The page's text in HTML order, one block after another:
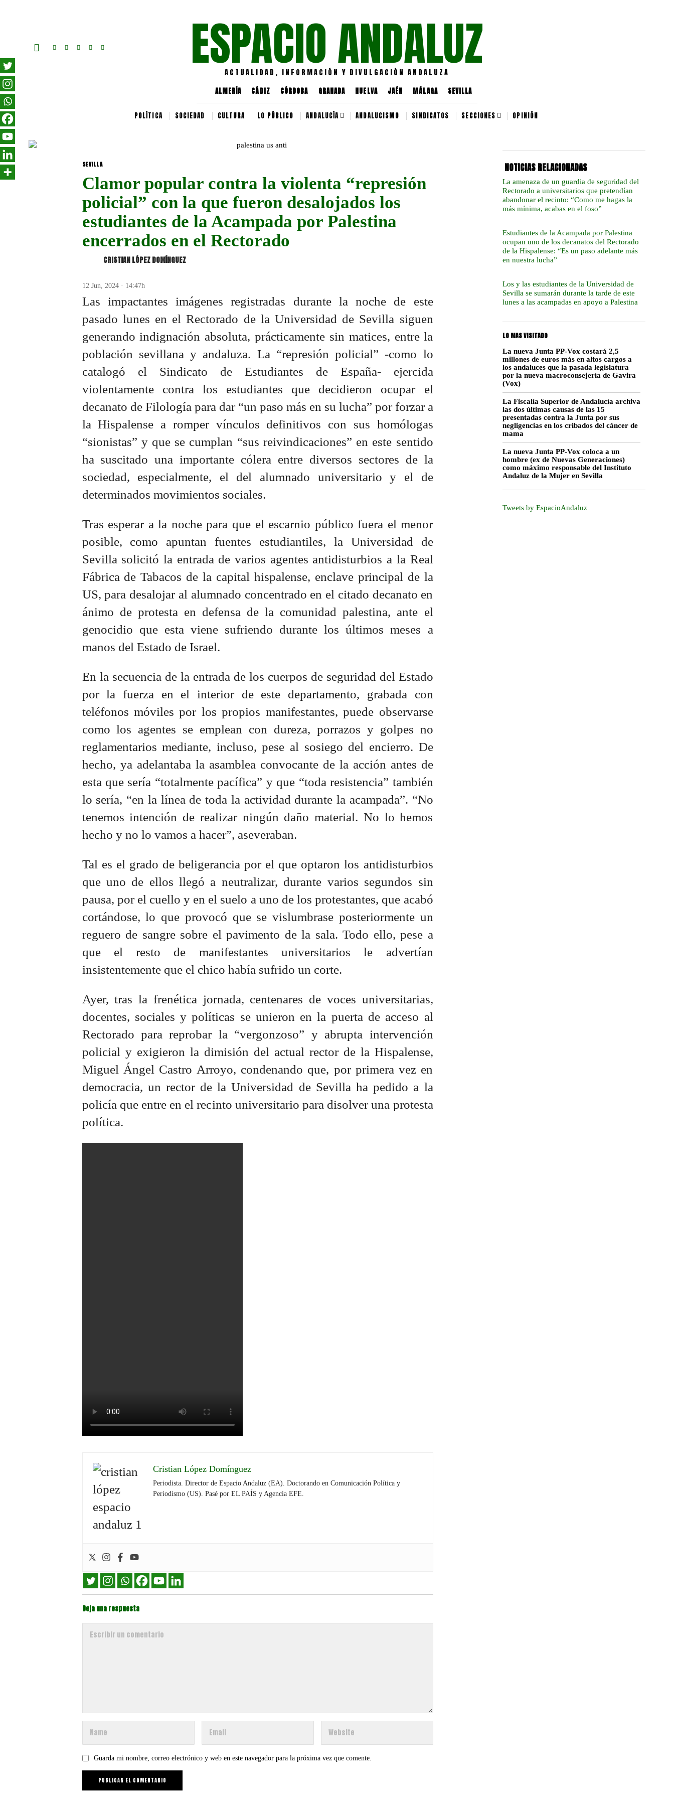
ESPACIO ANDALUZ
ACTUALIDAD, INFORMACIÓN Y DIVULGACIÓN ANDALUZA
ALMERÍA CÁDIZ CÓRDOBA GRANADA HUELVA JAÉN MÁLAGA SEVILLA
POLÍTICA SOCIEDAD CULTURA LO PÚBLICO ANDALUCÍA ANDALUCISMO SINDICATOS SECCIONES OPINIÓN
SEVILLA
Clamor popular contra la violenta “represión
policial” con la que fueron desalojados los
estudiantes de la Acampada por Palestina
encerrados en el Rectorado
CRISTIAN LÓPEZ DOMÍNGUEZ
12 Jun, 2024 · 14:47h
Las impactantes imágenes registradas durante la noche de este
pasado lunes en el Rectorado de la Universidad de Sevilla siguen
generando indignación absoluta, prácticamente sin matices, entre la
población sevillana y andaluza. La “represión policial” -como lo
catalogó el Sindicato de Estudiantes de España- ejercida
violentamente contra los estudiantes que decidieron ocupar el
decanato de Filología para dar “un paso más en su lucha” por forzar a
la Hispalense a romper vínculos definitivos con sus homólogas
“sionistas” y que se cumplan “sus reivindicaciones” en este sentido
ha suscitado una importante cólera entre diversos sectores de la
sociedad, especialmente, el del alumnado universitario y el de
determinados movimientos sociales.
Tras esperar a la noche para que el escarnio público fuera el menor
posible, como apuntan fuentes estudiantiles, la Universidad de
Sevilla solicitó la entrada de varios agentes antidisturbios a la Real
Fábrica de Tabacos de la capital hispalense, enclave principal de la
US, para desalojar al alumnado concentrado en el citado decanato en
ánimo de protesta en defensa de la comunidad palestina, ante el
genocidio que esta viene sufriendo durante los últimos meses a
manos del Estado de Israel.
En la secuencia de la entrada de los cuerpos de seguridad del Estado
por la fuerza en el interior de este departamento, grabada con
teléfonos móviles por los propios manifestantes, puede observarse
como los agentes se emplean con dureza, porrazos y golpes no
reglamentarios mediante, incluso, pese al sosiego del encierro. De
hecho, ya adelantaba la asamblea convocante de la acción antes de
esta que sería “totalmente pacífica” y que “toda resistencia” también
lo sería, “en la línea de toda la actividad durante la acampada”. “No
tenemos intención de realizar ningún daño material. No lo hemos
hecho y no lo vamos a hacer”, aseveraban.
Tal es el grado de beligerancia por el que optaron los antidisturbios
que uno de ellos llegó a neutralizar, durante varios segundos sin
pausa, por el cuello y en el suelo a uno de los protestantes, que acabó
cortándose, lo que provocó que se vislumbrase posteriormente un
reguero de sangre sobre el pavimento de la sala. Todo ello, pese a
que el resto de manifestantes universitarios le advertían
insistentemente que el chico había sufrido un corte.
Ayer, tras la frenética jornada, centenares de voces universitarias,
docentes, sociales y políticas se unieron en la puerta de acceso al
Rectorado para reprobar la “vergonzoso” y abrupta intervención
policial y exigieron la dimisión del actual rector de la Hispalense,
Miguel Ángel Castro Arroyo, condenando que, por primera vez en
democracia, un rector de la Universidad de Sevilla ha pedido a la
policía que entre en el recinto universitario para disolver una protesta
política.
Cristian López Domínguez
Periodista. Director de Espacio Andaluz (EA). Doctorando en Comunicación Política y
Periodismo (US). Pasé por EL PAÍS y Agencia EFE.
Deja una respuesta
Guarda mi nombre, correo electrónico y web en este navegador para la próxima vez que comente.
NOTICIAS RELACIONADAS
La amenaza de un guardia de seguridad del
Rectorado a universitarios que pretendían
abandonar el recinto: “Como me hagas la
más mínima, acabas en el foso”
Estudiantes de la Acampada por Palestina
ocupan uno de los decanatos del Rectorado
de la Hispalense: “Es un paso adelante más
en nuestra lucha”
Los y las estudiantes de la Universidad de
Sevilla se sumarán durante la tarde de este
lunes a las acampadas en apoyo a Palestina
LO MAS VISITADO
La nueva Junta PP-Vox costará 2,5
millones de euros más en altos cargos a
los andaluces que la pasada legislatura
por la nueva macroconsejería de Gavira
(Vox)
La Fiscalía Superior de Andalucía archiva
las dos últimas causas de las 15
presentadas contra la Junta por sus
negligencias en los cribados del cáncer de
mama
La nueva Junta PP-Vox coloca a un
hombre (ex de Nuevas Generaciones)
como máximo responsable del Instituto
Andaluz de la Mujer en Sevilla
Tweets by EspacioAndaluz